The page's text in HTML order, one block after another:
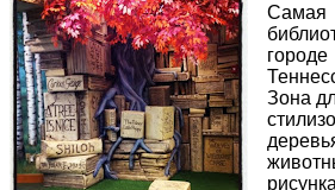
Самая
Зона